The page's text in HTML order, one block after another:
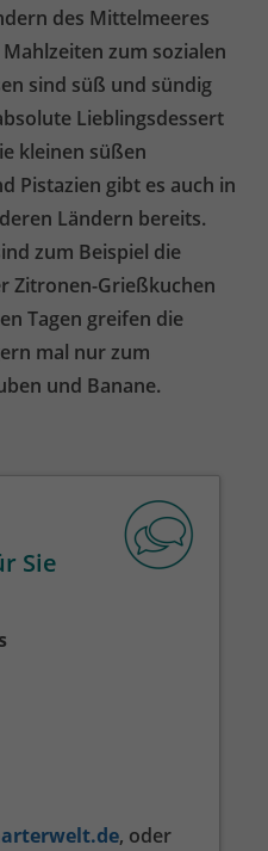
des Mittelmeeres
zum sozialen
sind süß und sündig
Lieblingsdessert
kleinen süßen
Pistazien gibt es auch in
Ländern bereits.
zum Beispiel die
Zitronen-Grießkuchen
Tagen greifen die
mal nur zum
und Banane.
Sie
, oder